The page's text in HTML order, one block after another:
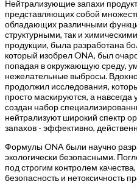
Нейтрализующие запахи
представляющих собой
обладающих различными
структурными, так и
продукции, была разработана
который изобрел ONA, был
попадая в окружающую среду,
нежелательные выбросы.
продолжил исследования,
просто маскируются, а навсегда
создан набор
нейтрализуют широкий спектр
запахов - эффективно,
Формулы ONA были научно
экологически безопасными.
под строгим контролем
безопасность и нетоксичность